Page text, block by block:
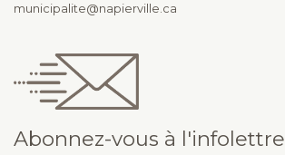
municipalite@napierville.ca
Abonnez-vous à l'infolettre